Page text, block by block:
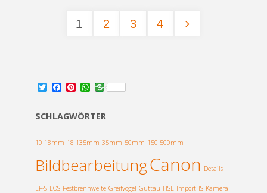
der
Beiträge
1 2 3 4
T
t
r
F
e
o
P
t
e
t
W
t
p
SCHLAGWÖRTER
10-18mm 18-135mm 35mm 50mm 150-500mm
BildbearbeitungCanon Details
EF-S EOS Festbrennweite Greifvögel Guttau HSL Import IS Kamera